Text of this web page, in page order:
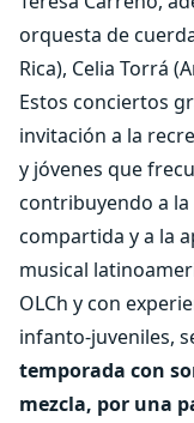
orquesta de
Rica), Celia Torrá
Estos conciertos
invitación a la
y jóvenes que
contribuyendo a
compartida y a la
musical
OLCh y con
infanto-juveniles,
temporada con
mezcla, por una